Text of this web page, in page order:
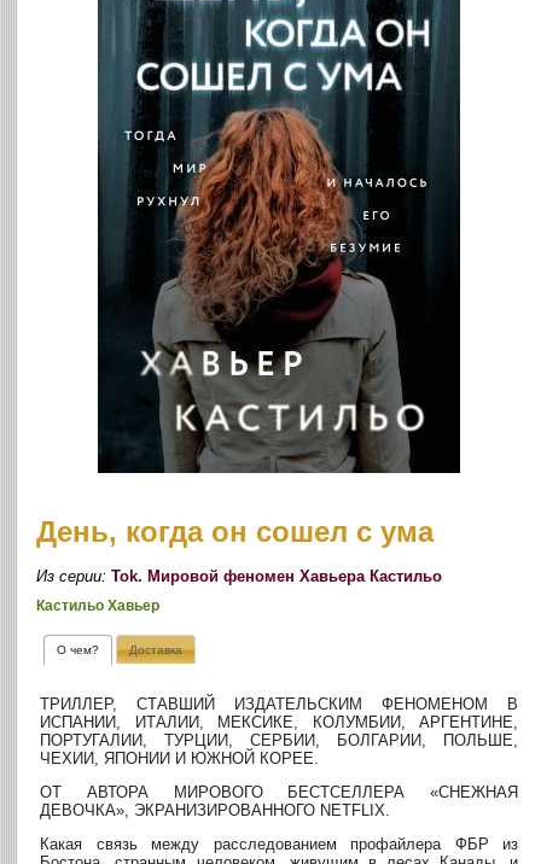
День, когда он сошел с ума
Из серии:Tok. Мировой феномен Хавьера Кастильо
Кастильо Хавьер
О чем? Доставка
ТРИЛЛЕР, СТАВШИЙ ИЗДАТЕЛЬСКИМ ФЕНОМЕНОМ В
ИСПАНИИ, ИТАЛИИ, МЕКСИКЕ, КОЛУМБИИ, АРГЕНТИНЕ,
ПОРТУГАЛИИ, ТУРЦИИ, СЕРБИИ, БОЛГАРИИ, ПОЛЬШЕ,
ЧЕХИИ, ЯПОНИИ И ЮЖНОЙ КОРЕЕ.
ОТ АВТОРА МИРОВОГО БЕСТСЕЛЛЕРА «СНЕЖНАЯ
ДЕВОЧКА», ЭКРАНИЗИРОВАННОГО NETFLIX.
Какая связь между расследованием профайлера ФБР из